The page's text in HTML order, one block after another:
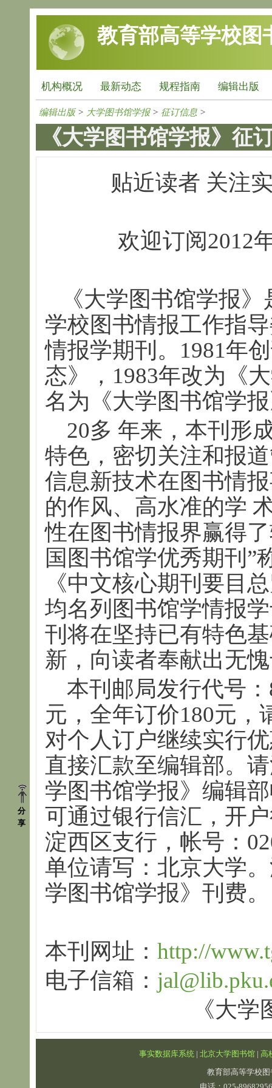
跳转到主要内容
教育部高等学校图
机构概况 最新动态 规程指南 编辑出版
分
享
编辑出版> 大学图书馆学报> 征订信息 >
《大学图书馆学报》征
贴近读者 关注
欢迎订阅2012
《大学图书馆学报》
学校图书情报工作指
情报学期刊。1981年
态》，1983年改为《
名为《大学图书馆学
20多 年来，本刊形
特色，密切关注和报
信息新技术在图书情
的作风、高水准的学
性在图书情报界赢得
国图书馆学优秀期刊”
《中文核心期刊要目
均名列图书馆学情报
刊将在坚持已有特色
新，向读者奉献出无
本刊邮局发行代号：
元，全年订价180元，
对个人订户继续实行
直接汇款至编辑部。
学图书馆学报》编辑
可通过银行信汇，开
淀西区支行，帐号：
单位请写：北京大学
学图书馆学报》刊费。
本刊网址： http://
电子信箱：
《大学图书馆
事实数据库系统 | 北京大学图书馆| 高
教育部高等学校